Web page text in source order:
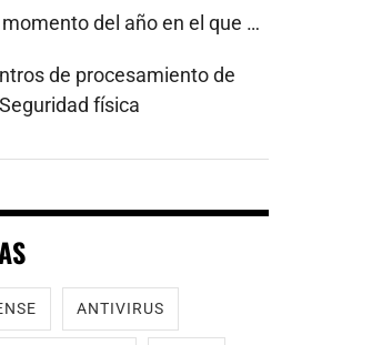
del año en el que …
de procesamiento de
física
ANTIVIRUS